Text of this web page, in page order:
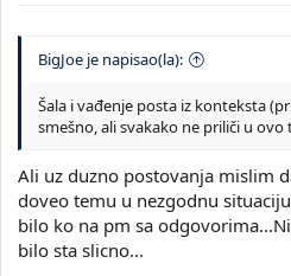
a
BigJoe je napisao(la):
Šala i vađenje posta iz konteksta
smešno, ali svakako ne priliči u ovo
Ali uz duzno postovanja mislim
doveo temu u nezgodnu
bilo ko na pm sa
bilo sta slicno...